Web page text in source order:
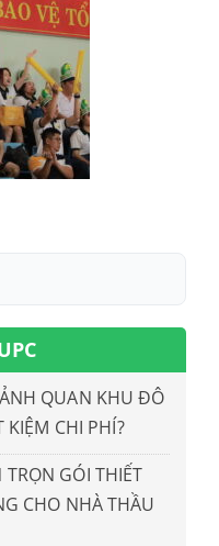
QUAN KHU ĐÔ
KIỆM CHI PHÍ?
GÓI THIẾT
CHO NHÀ THẦU